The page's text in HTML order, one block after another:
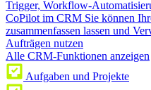
Trigger, Workflow-
CoPilot im CRM Sie können
zusammenfassen lassen und
Aufträgen nutzen
Alle CRM-Funktionen anzeigen
Aufgaben und Projekte